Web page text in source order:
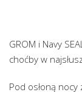
GROM i Navy
choćby w
Pod osłoną